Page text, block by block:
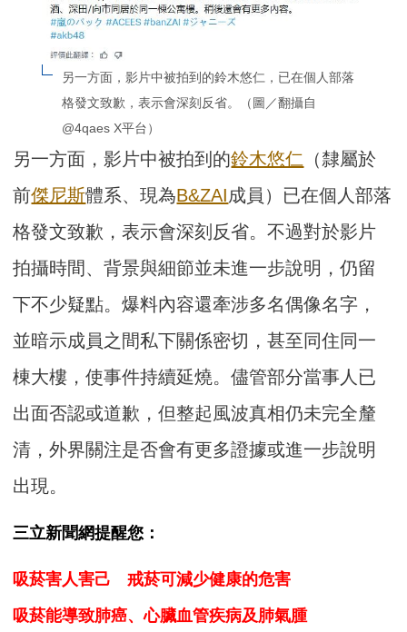
另一方面，影片中被拍到的鈴木悠仁，已在個人部落
格發文致歉，表示會深刻反省。（圖／翻攝自
@4qaes X平台）
另一方面，影片中被拍到的鈴木悠仁 （隸屬於
前傑尼斯體系、現為B&ZAI成員）已在個人部落
格發文致歉，表示會深刻反省。不過對於影片
拍攝時間、背景與細節並未進一步說明，仍留
下不少疑點。爆料內容還牽涉多名偶像名字，
並暗示成員之間私下關係密切，甚至同住同一
棟大樓，使事件持續延燒。儘管部分當事人已
出面否認或道歉，但整起風波真相仍未完全釐
清，外界關注是否會有更多證據或進一步說明
出現。
三立新聞網提醒您：
吸菸害人害己 戒菸可減少健康的危害
吸菸能導致肺癌、心臟血管疾病及肺氣腫